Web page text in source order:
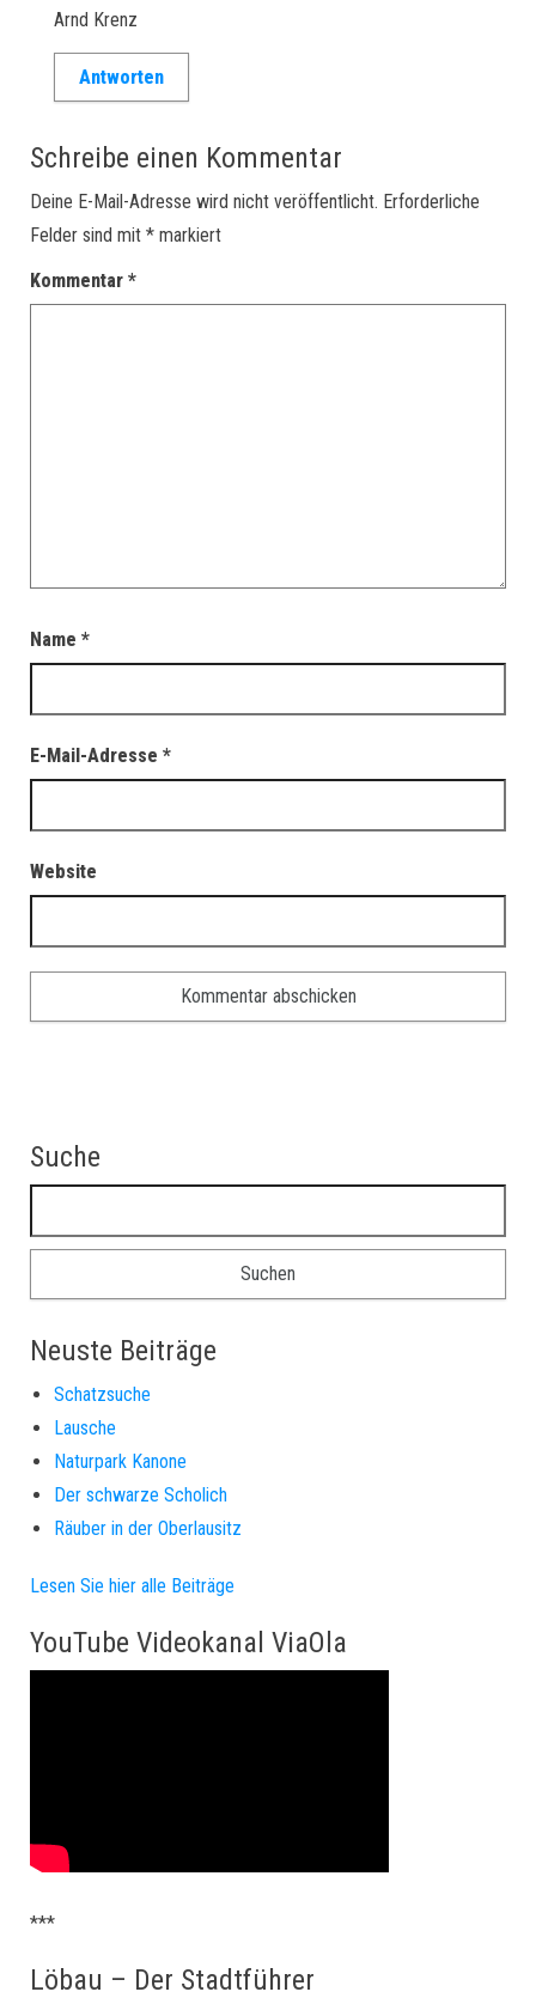
Arnd Krenz
Antworten
Schreibe einen Kommentar
Deine E-Mail-Adresse wird nicht veröffentlicht. Erforderliche
Felder sind mit * markiert
Kommentar *
Name *
E-Mail-Adresse *
Website
Suche
Neuste Beiträge
Schatzsuche
Lausche
Naturpark Kanone
Der schwarze Scholich
Räuber in der Oberlausitz
Lesen Sie hier alle Beiträge
YouTube Videokanal ViaOla
***
Löbau – Der Stadtführer